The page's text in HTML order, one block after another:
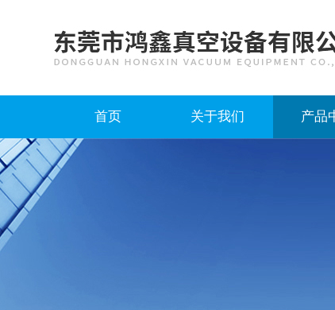
首页 关于我们 产品